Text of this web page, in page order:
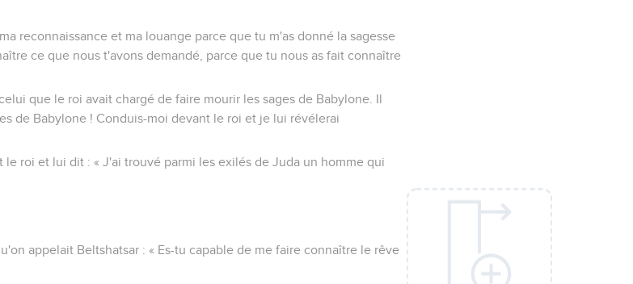
reconnaissance et ma louange parce que tu m'as donné la sagesse
ce que nous t'avons demandé, parce que tu nous as fait connaître
que le roi avait chargé de faire mourir les sages de Babylone. Il
de Babylone ! Conduis-moi devant le roi et je lui révélerai
roi et lui dit : « J'ai trouvé parmi les exilés de Juda un homme qui
appelait Beltshatsar : « Es-tu capable de me faire connaître le rêve